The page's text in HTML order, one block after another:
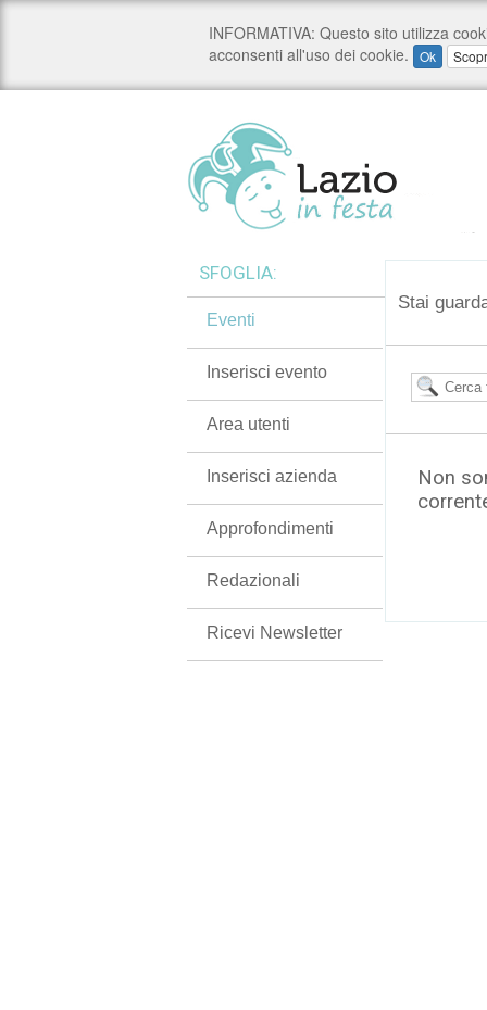
Stai
Non
SFOGLIA:
Eventi
Inserisci evento
Area utenti
Inserisci azienda
Approfondimenti
Redazionali
Ricevi Newsletter